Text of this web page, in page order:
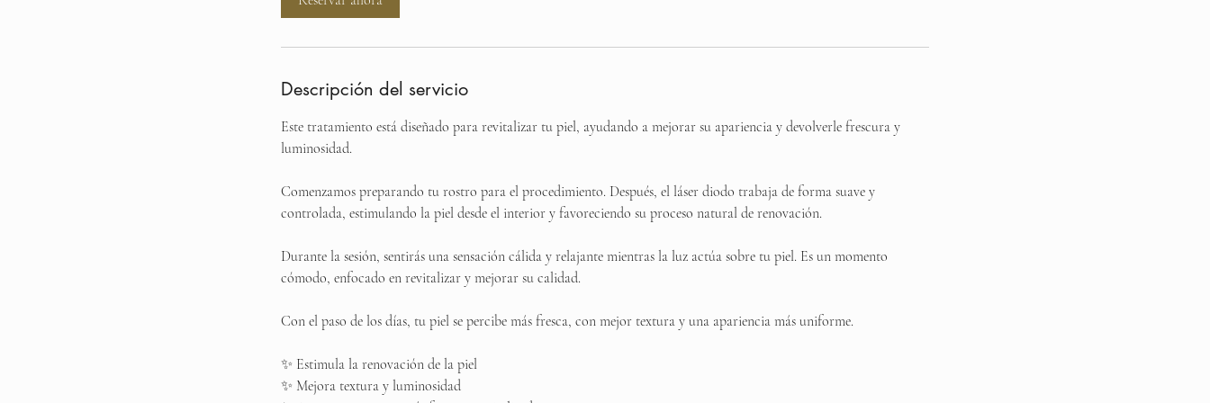
Descripción del servicio
Este tratamiento está diseñado para revitalizar tu piel, ayudando a mejorar su apariencia y devolverle frescura y
luminosidad.
Comenzamos preparando tu rostro para el procedimiento. Después, el láser diodo trabaja de forma suave y
controlada, estimulando la piel desde el interior y favoreciendo su proceso natural de renovación.
Durante la sesión, sentirás una sensación cálida y relajante mientras la luz actúa sobre tu piel. Es un momento
cómodo, enfocado en revitalizar y mejorar su calidad.
Con el paso de los días, tu piel se percibe más fresca, con mejor textura y una apariencia más uniforme.
✨ Estimula la renovación de la piel
✨ Mejora textura y luminosidad